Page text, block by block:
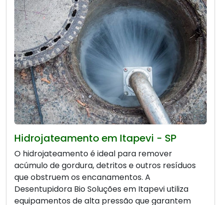
Hidrojateamento em Itapevi - SP
O hidrojateamento é ideal para remover
acúmulo de gordura, detritos e outros resíduos
que obstruem os encanamentos. A
Desentupidora Bio Soluções em Itapevi utiliza
equipamentos de alta pressão que garantem